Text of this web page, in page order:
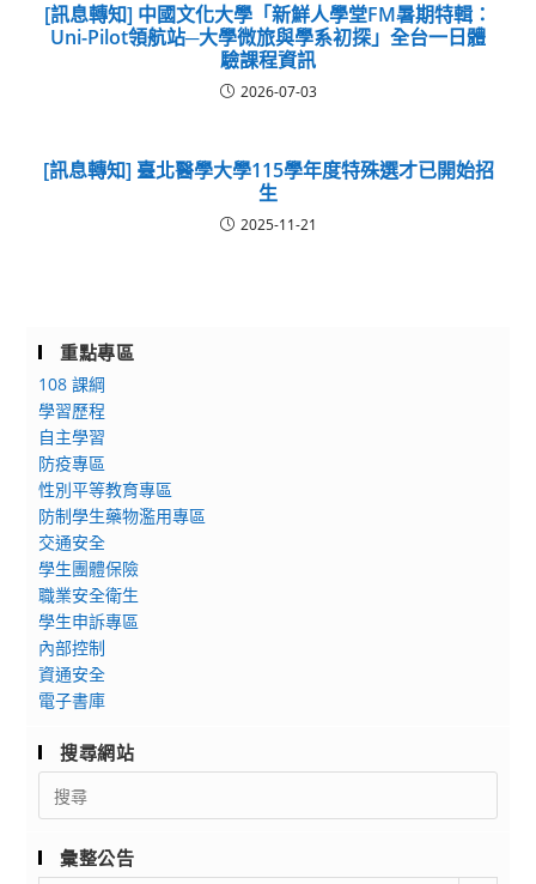
[訊息轉知] 中國文化大學「新鮮人學堂FM暑期特輯：
Uni-Pilot領航站─大學微旅與學系初探」全台一日體
驗課程資訊
2026-07-03
[訊息轉知] 臺北醫學大學115學年度特殊選才已開始招
生
2025-11-21
重點專區
108 課綱
學習歷程
自主學習
防疫專區
性別平等教育專區
防制學生藥物濫用專區
交通安全
學生團體保險
職業安全衛生
學生申訴專區
內部控制
資通安全
電子書庫
搜尋網站
Search
for:
彙整公告